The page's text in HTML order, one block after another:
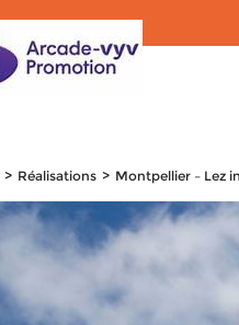
Réalisations Montpellier – Lez